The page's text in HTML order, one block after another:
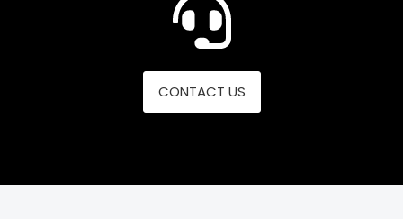
CONTACT US